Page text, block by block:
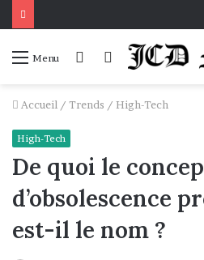
Menu Connexion
Voir
panier
Accueil / Trends / High-Tech
High-Tech
De quoi le
d’obsolescence
est-il le nom ?